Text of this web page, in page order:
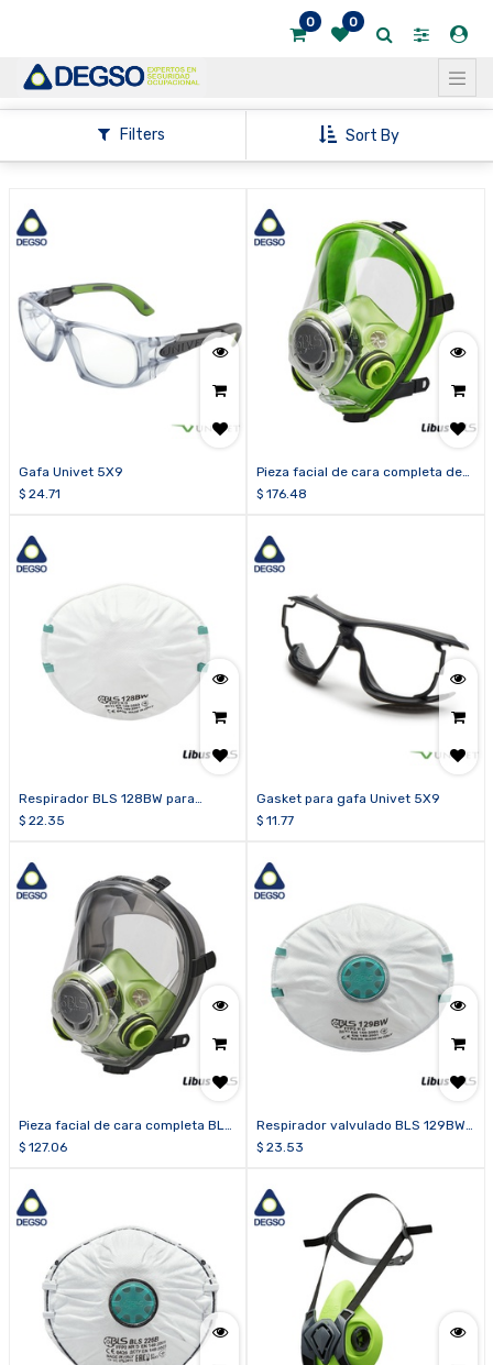
0 0
Filters Sort By
Mostrar
Gafa Univet 5X9
$ 24.71
Pieza facial de cara completa de
silicona BLS 5700
$ 176.48
Respirador BLS 128BW para
partículas FFP2 R D (caja de 20
$ 22.35
Gasket para gafa Univet 5X9
$ 11.77
Pieza facial de cara completa BLS
5600
$ 127.06
Respirador valvulado BLS 129BW
para partículas FFP2 R D (caja de
$ 23.53